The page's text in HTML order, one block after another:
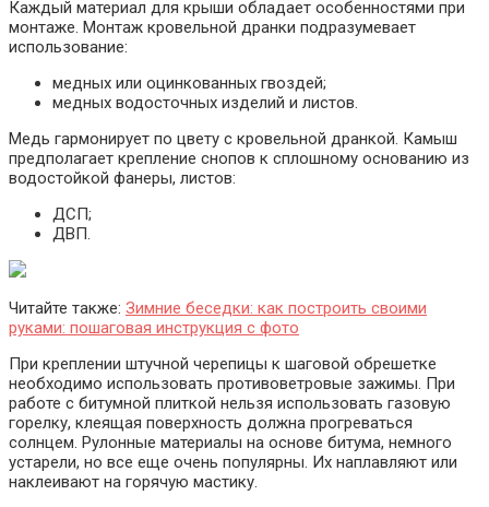
Каждый материал для крыши обладает особенностями при
монтаже. Монтаж кровельной дранки подразумевает
использование:
медных или оцинкованных гвоздей;
медных водосточных изделий и листов.
Медь гармонирует по цвету с кровельной дранкой. Камыш
предполагает крепление снопов к сплошному основанию из
водостойкой фанеры, листов:
ДСП;
ДВП.
Читайте также: Зимние беседки: как построить своими
руками: пошаговая инструкция с фото
При креплении штучной черепицы к шаговой обрешетке
необходимо использовать противоветровые зажимы. При
работе с битумной плиткой нельзя использовать газовую
горелку, клеящая поверхность должна прогреваться
солнцем. Рулонные материалы на основе битума, немного
устарели, но все еще очень популярны. Их наплавляют или
наклеивают на горячую мастику.